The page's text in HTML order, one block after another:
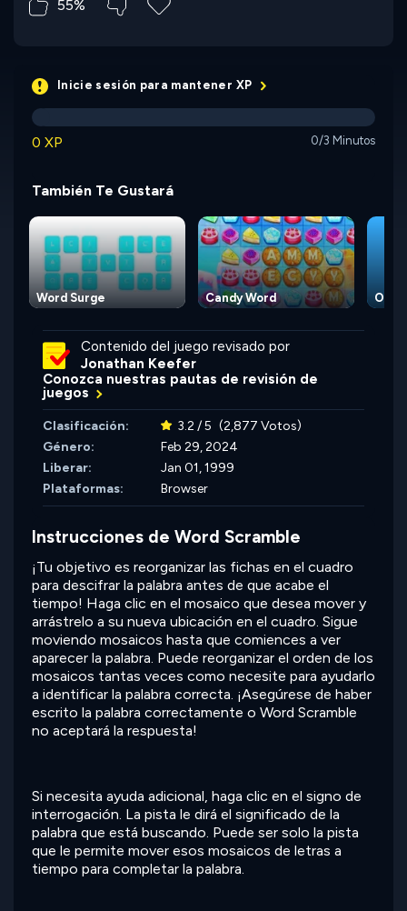
55%
Inicie sesión para mantener XP
0 XP 0/3 Minutos
También Te Gustará
Word Surge Candy Word
Contenido del juego revisado por
Jonathan Keefer
Conozca nuestras pautas de revisión de
juegos
Clasificación: 3.2 / 5 (2,877 Votos)
Género:
Feb 29, 2024
Liberar:
Jan 01, 1999
Plataformas:
Browser
Instrucciones de Word Scramble
¡Tu objetivo es reorganizar las fichas en el cuadro
para descifrar la palabra antes de que acabe el
tiempo! Haga clic en el mosaico que desea mover y
arrástrelo a su nueva ubicación en el cuadro. Sigue
moviendo mosaicos hasta que comiences a ver
aparecer la palabra. Puede reorganizar el orden de los
mosaicos tantas veces como necesite para ayudarlo
a identificar la palabra correcta. ¡Asegúrese de haber
escrito la palabra correctamente o Word Scramble
no aceptará la respuesta!
Si necesita ayuda adicional, haga clic en el signo de
interrogación. La pista le dirá el significado de la
palabra que está buscando. Puede ser solo la pista
que le permite mover esos mosaicos de letras a
tiempo para completar la palabra.